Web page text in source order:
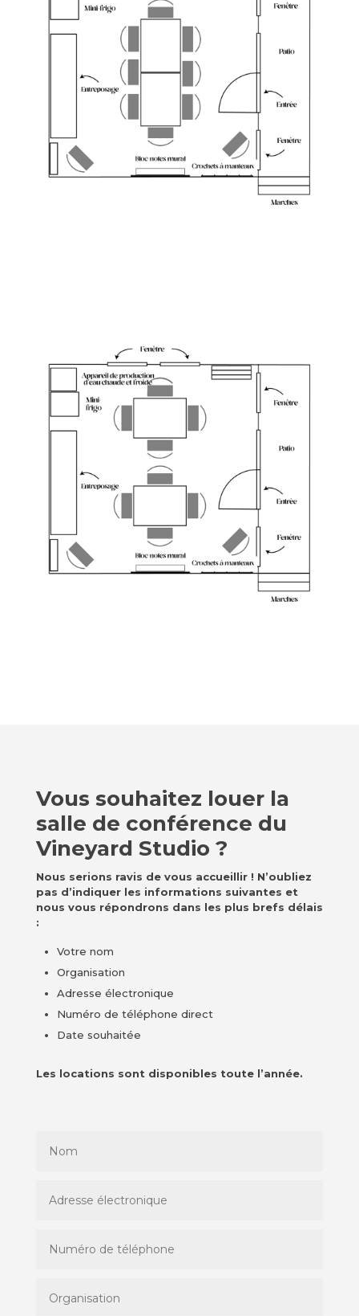
Vous souhaitez louer la
salle de conférence du
Vineyard Studio ?
Nous serions ravis de vous accueillir ! N’oubliez
pas d’indiquer les informations suivantes et
nous vous répondrons dans les plus brefs délais
:
Votre nom
Organisation
Adresse électronique
Numéro de téléphone direct
Date souhaitée
Les locations sont disponibles toute l’année.